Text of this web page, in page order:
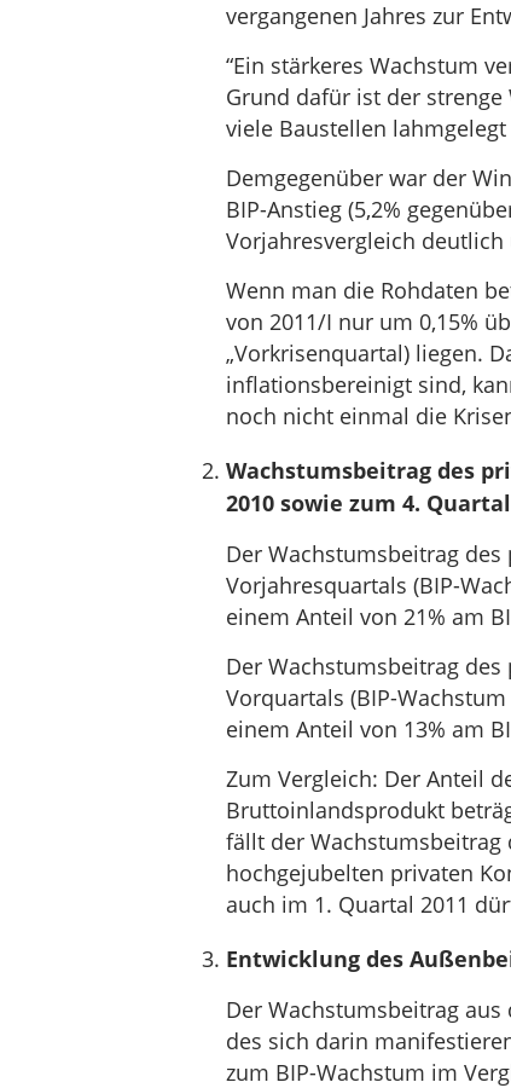
vergangenen Jahres zur
“Ein stärkeres Wachstum
Grund dafür ist der
viele Baustellen
Demgegenüber war der
BIP-Anstieg (5,2%
Vorjahresvergleich
Wenn man die Rohdaten
von 2011/I nur um 0,15%
„Vorkrisenquartal) liegen.
inflationsbereinigt sind,
noch nicht einmal die
Wachstumsbeitrag des
2010 sowie zum 4.
Der Wachstumsbeitrag
Vorjahresquartals (BIP-
einem Anteil von 21% am
Der Wachstumsbeitrag
Vorquartals (BIP-
einem Anteil von 13% am
Zum Vergleich: Der Anteil
Bruttoinlandsprodukt
fällt der
hochgejubelten privaten
auch im 1. Quartal 2011
Entwicklung des
Der Wachstumsbeitrag
des sich darin
zum BIP-Wachstum im